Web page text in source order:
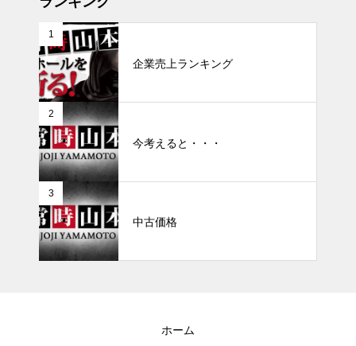
1
企業売上ランキング
2
今考えると・・・
3
中古価格
ホーム